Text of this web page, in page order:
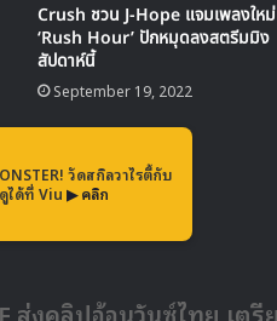
Crush ชวน J-Hope แจมเพลงใหม่
‘Rush Hour’ ปักหมุดลงสตรีมมิง
สัปดาห์นี้
September 19, 2022
วัดสกิลวาไรตี้กับ
ได้ที่ Viu ▶ คลิก